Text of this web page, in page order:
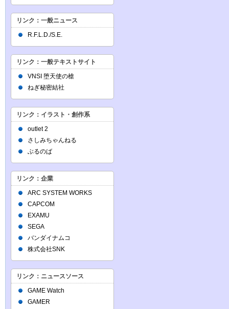
リンク：一般ニュース
R.F.L.D./S.E.
リンク：一般テキストサイト
VNSI 堕天使の槍
ねぎ秘密結社
リンク：イラスト・創作系
outlet 2
さしみちゃんねる
ぶるのば
リンク：企業
ARC SYSTEM WORKS
CAPCOM
EXAMU
SEGA
バンダイナムコ
株式会社SNK
リンク：ニュースソース
GAME Watch
GAMER